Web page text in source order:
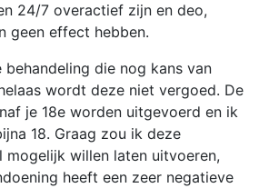
24/7 overactief zijn en deo,
geen effect hebben.
die nog kans van
wordt deze niet vergoed. De
je 18e worden uitgevoerd en ik
18. Graag zou ik deze
mogelijk willen laten uitvoeren,
heeft een zeer negatieve